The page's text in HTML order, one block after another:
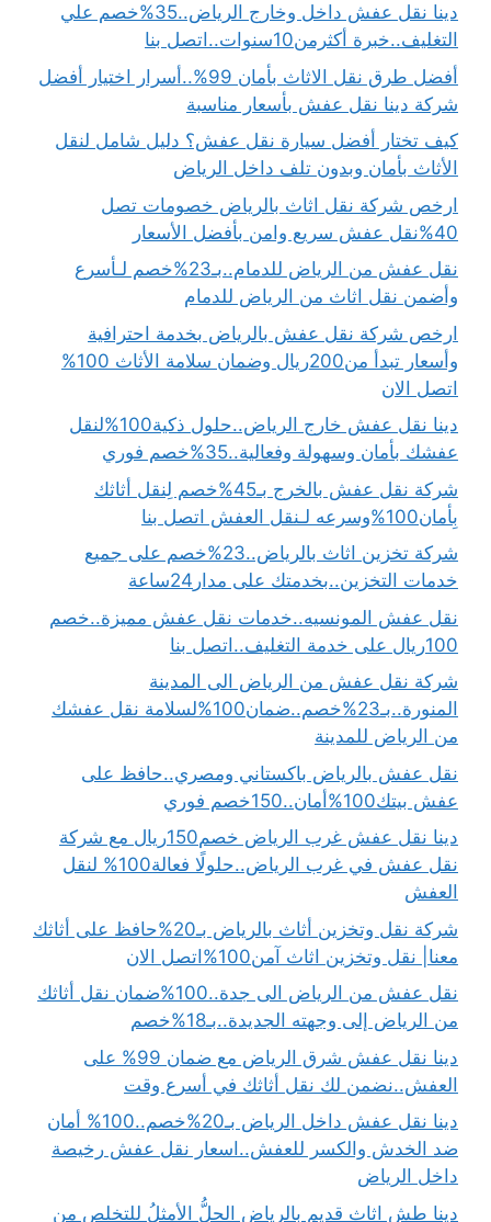
دينا نقل عفش داخل وخارج الرياض..35%خصم علي
التغليف..خبرة أكثرمن10سنوات..اتصل بنا
أفضل طرق نقل الاثاث بأمان 99%..أسرار اختيار أفضل
شركة دينا نقل عفش بأسعار مناسبة
كيف تختار أفضل سيارة نقل عفش؟ دليل شامل لنقل
الأثاث بأمان وبدون تلف داخل الرياض
ارخص شركة نقل اثاث بالرياض خصومات تصل
40%نقل عفش سريع وامن بأفضل الأسعار
نقل عفش من الرياض للدمام..بـ23%خصم لـأسرع
وأضمن نقل اثاث من الرياض للدمام
ارخص شركة نقل عفش بالرياض بخدمة احترافية
وأسعار تبدأ من200ريال وضمان سلامة الأثاث 100%
اتصل الان
دينا نقل عفش خارج الرياض..حلول ذكية100%لنقل
عفشك بأمان وسهولة وفعالية..35%خصم فوري
شركة نقل عفش بالخرج بـ45%خصم لِنقل أثاثك
بِأمان100%وسرعه لـنقل العفش اتصل بنا
شركة تخزين اثاث بالرياض..23%خصم على جميع
خدمات التخزين..بخدمتك على مدار24ساعة
نقل عفش المونسيه..خدمات نقل عفش مميزة..خصم
100ريال على خدمة التغليف..اتصل بنا
شركة نقل عفش من الرياض الى المدينة
المنورة..بـ23%خصم..ضمان100%لسلامة نقل عفشك
من الرياض للمدينة
نقل عفش بالرياض باكستاني ومصري..حافظ على
عفش بيتك100%أمان..150خصم فوري
دينا نقل عفش غرب الرياض خصم150ريال مع شركة
نقل عفش في غرب الرياض..حلولًا فعالة100% لنقل
العفش
شركة نقل وتخزين أثاث بالرياض بـ20%حافظ على أثاثك
معنا| نقل وتخزين اثاث آمن100%اتصل الان
نقل عفش من الرياض الى جدة..100%ضمان نقل أثاثك
من الرياض إلى وجهته الجديدة..بـ18%خصم
دينا نقل عفش شرق الرياض مع ضمان 99% على
العفش..نضمن لك نقل أثاثك في أسرع وقت
دينا نقل عفش داخل الرياض بـ20%خصم..100% أمان
ضد الخدش والكسر للعفش..اسعار نقل عفش رخيصة
داخل الرياض
دينا طش اثاث قديم بالرياض الحلُّ الأمثلُ للتخلص من